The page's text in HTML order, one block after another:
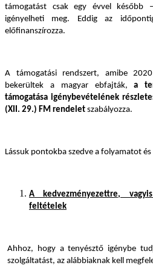
támogatást csak egy évvel később
igényelheti meg. Eddig az
előfinanszírozza.
A támogatási rendszert, amibe
bekerültek a magyar ebfajták,a
támogatása igénybevételének
(XII. 29.) FM rendelet szabályozza.
Lássuk pontokba szedve a folyamatot
A kedvezményezettre,
feltételek
Ahhoz, hogy a tenyésztő igénybe
szolgáltatást, az alábbiaknak kell